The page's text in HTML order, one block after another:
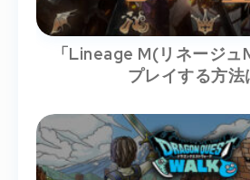
「Lineage M(リネージ
プレイする方法